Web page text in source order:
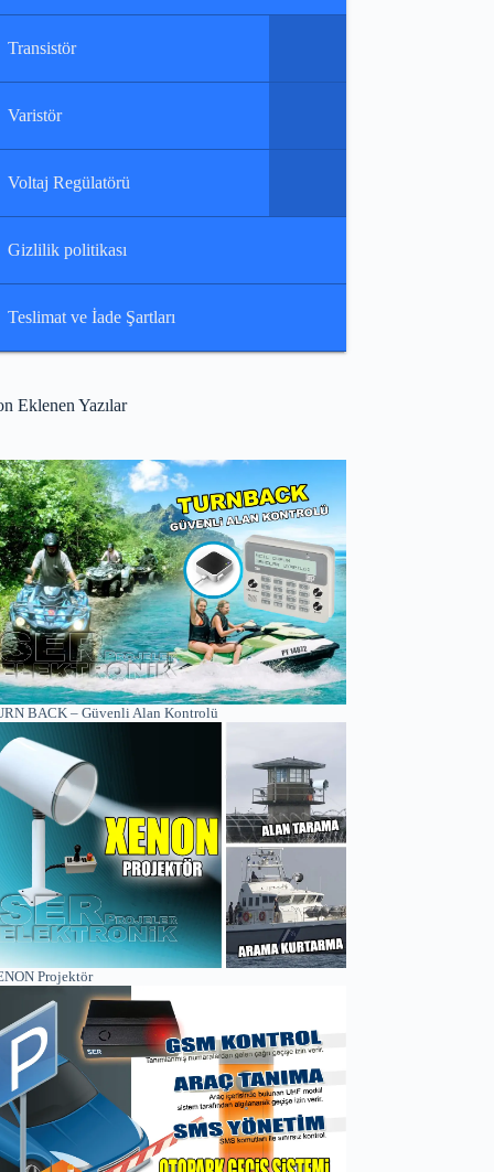
Transistör
Varistör
Voltaj Regülatörü
Gizlilik politikası
Teslimat ve İade Şartları
Eklenen Yazılar
BACK – Güvenli Alan Kontrolü
Projektör